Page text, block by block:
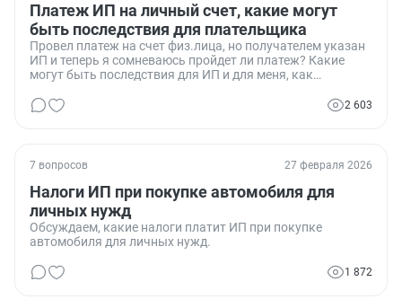
Платеж ИП на личный счет, какие могут
быть последствия для плательщика
Провел платеж на счет физ.лица, но получателем указан
ИП и теперь я сомневаюсь пройдет ли платеж? Какие
могут быть последствия для ИП и для меня, как
2 603
7 вопросов 27 февраля 2026
Налоги ИП при покупке автомобиля для
личных нужд
Обсуждаем, какие налоги платит ИП при покупке
автомобиля для личных нужд.
1 872